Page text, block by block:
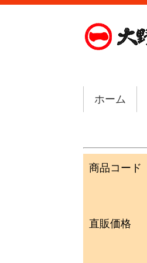
ホーム
商品コード
直販価格